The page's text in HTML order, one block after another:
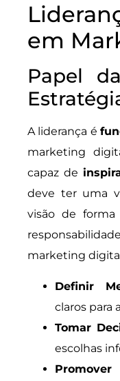
em
Papel
A liderança é
marketing
capaz de
deve ter uma
visão de forma
marketing
Definir
claros para
Tomar
escolhas
Promover